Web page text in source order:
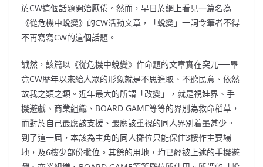
於CW這個話題開始厭倦。然而，早日於網上看見一篇名為
《從危機中蛻變》的CW活動文章，「蛻變」一詞令筆者不得
不再寫寫CW的這個話題。
誠然，該篇以《從危機中蛻變》作命題的文章實在突兀──畢
竟CW歷年以來給人眾的形象就是不思進取、不聽民意、依然
故我之類之類。近年最大的所謂「改變」，就是視娃界、手
機遊戲、商業組織、BOARD GAME等等的界別為救命稻草，
而對於自己最應該支援、最應該重視的同人界別着墨甚少。
到了這一屆，本該為主角的同人攤位只能保住3樓作主要場
地，及6樓少部份攤位。其餘的用地，均已經被上述的手機遊